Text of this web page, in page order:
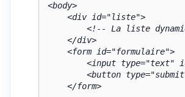
<body>